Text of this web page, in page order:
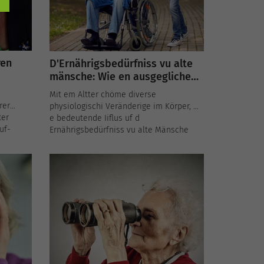
der
D'Ernährigsbedürfniss vu alte
mänsche: Wie en ausgeglichene
ernährig chönnt ufgrecht
erhalte werde
Mit em Altter chöme diverse
physiologischi Veränderige im Körper, wo
e bedeutende Iiflus uf d
Ernährigsbedürfniss vu alte Mänsche
z verstoh und d Ernährig entsprechend z